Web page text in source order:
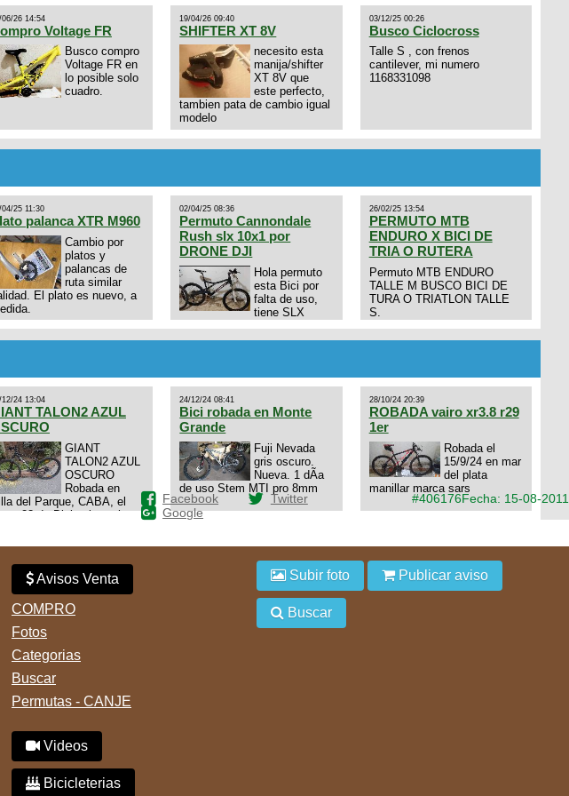
Facebook
Twitter
Google
#406176Fecha: 15-08-2011
06/26 14:54
Voltage FR
Busco compro
Voltage FR en
lo posible solo
cuadro.
19/04/26 09:40
SHIFTER XT 8V
necesito esta
manija/shifter
XT 8V que
este perfecto,
tambien pata de cambio igual
modelo
03/12/25 00:26
Busco Ciclocross
Talle S , con frenos
cantilever, mi numero
1168331098
04/25 11:30
palanca XTR M960
Cambio por
platos y
palancas de
ruta similar
El plato es nuevo, a
02/04/25 08:36
Permuto Cannondale
Rush slx 10x1 por
DRONE DJI
Hola permuto
esta Bici por
falta de uso,
tiene SLX
Horquilla Axon tope de gama
por drone de la marca Dji, les
interesa 3434568861 saludos
26/02/25 13:54
PERMUTO MTB
ENDURO X BICI DE
TRIA O RUTERA
Permuto MTB ENDURO
TALLE M BUSCO BICI DE
TURA O TRIATLON TALLE
S.
12/24 13:04
TALON2 AZUL
GIANT
TALON2 AZUL
OSCURO
Robada en
del Parque, CABA, el
23 de Diciembre a las
24/12/24 08:41
Bici robada en Monte
Grande
Fuji Nevada
gris oscuro.
Nueva. 1 dÃ­a
de uso Stem MTI pro 8mm
28/10/24 20:39
ROBADA vairo xr3.8 r29
1er
Robada el
15/9/24 en mar
del plata
manillar marca sars
Avisos Venta
COMPRO
Fotos
Categorias
Buscar
Permutas - CANJE
Videos
Bicicleterias
Subir foto Publicar aviso
Buscar